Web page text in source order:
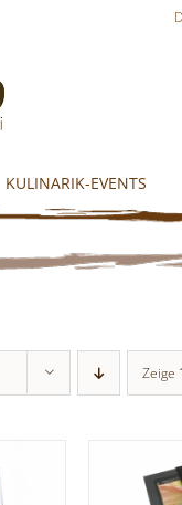
KULINARIK-EVENTS
Zeige